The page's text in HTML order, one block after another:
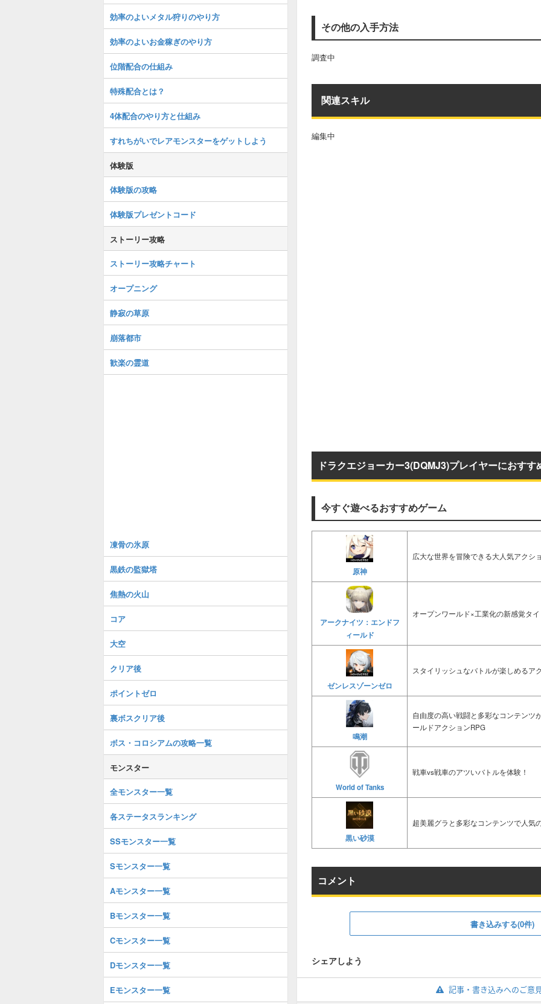
その他の入手方法
調査中
関連スキル
編集中
ドラクエジョーカー3(DQMJ3)プレイヤーにおすす
今すぐ遊べるおすすめゲーム
原神
広大な世界を冒険できる大人気アクシ
アークナイツ：エンドフ
ィールド
オープンワールド×工業化の新感覚タ
ゼンレスゾーンゼロ
スタイリッシュなバトルが楽しめるア
鳴潮
自由度の高い戦闘と多彩なコンテンツ
ールドアクションRPG
World of Tanks
戦車vs戦車のアツいバトルを体験！
黒い砂漠
超美麗グラと多彩なコンテンツで人気
コメント
書き込みする(0件)
シェアしよう
記事・書き込みへのご意
効率のよいメタル狩りのやり方
効率のよいお金稼ぎのやり方
位階配合の仕組み
特殊配合とは？
4体配合のやり方と仕組み
すれちがいでレアモンスターをゲットしよう
体験版
体験版の攻略
体験版プレゼントコード
ストーリー攻略
ストーリー攻略チャート
オープニング
静寂の草原
崩落都市
歓楽の霊道
凍骨の氷原
黒鉄の監獄塔
焦熱の火山
コア
大空
クリア後
ポイントゼロ
裏ボスクリア後
ボス・コロシアムの攻略一覧
モンスター
全モンスター一覧
各ステータスランキング
SSモンスター一覧
Sモンスター一覧
Aモンスター一覧
Bモンスター一覧
Cモンスター一覧
Dモンスター一覧
Eモンスター一覧